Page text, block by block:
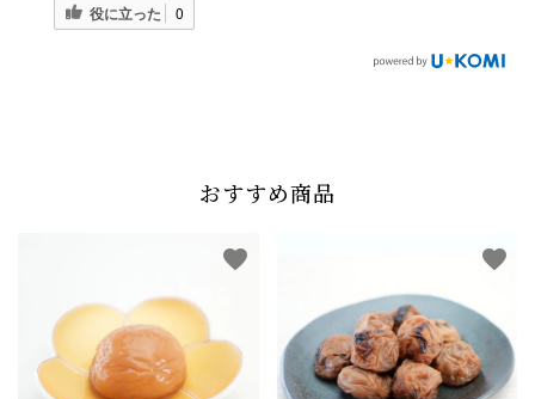
役に立った 0
おすすめ商品
favorite favorite